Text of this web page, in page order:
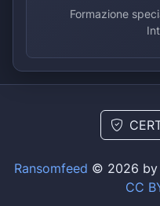
Formazione
Ransomfeed © 2026 by
CC